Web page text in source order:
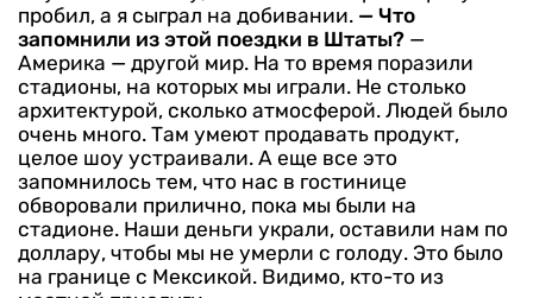
пробил, а я сыграл на добивании. — Что
запомнили из этой поездки в Штаты? —
Америка — другой мир. На то время поразили
стадионы, на которых мы играли. Не столько
архитектурой, сколько атмосферой. Людей было
очень много. Там умеют продавать продукт,
целое шоу устраивали. А еще все это
запомнилось тем, что нас в гостинице
обворовали прилично, пока мы были на
стадионе. Наши деньги украли, оставили нам по
доллару, чтобы мы не умерли с голоду. Это было
на границе с Мексикой. Видимо, кто-то из